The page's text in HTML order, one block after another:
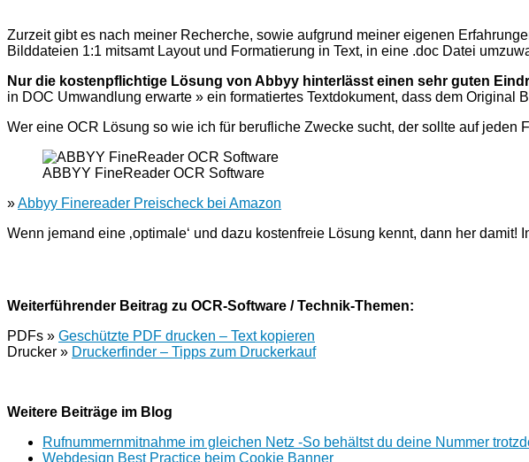
Zurzeit gibt es nach meiner Recherche, sowie aufgrund meiner eigenen
Bilddateien 1:1 mitsamt Layout und Formatierung in Text, in eine .doc Datei
Nur die kostenpflichtige Lösung von Abbyy hinterlässt einen sehr guten
in DOC Umwandlung erwarte » ein formatiertes Textdokument, dass dem Original
Wer eine OCR Lösung so wie ich für berufliche Zwecke sucht, der sollte auf
ABBYY FineReader OCR Software
»Abbyy Finereader Preischeck bei Amazon
Wenn jemand eine ‚optimale‘ und dazu kostenfreie Lösung kennt, dann her damit!
Weiterführender Beitrag zu OCR-Software / Technik-Themen:
PDFs » Geschützte PDF drucken – Text kopieren
Drucker » Druckerfinder – Tipps zum Druckerkauf
Weitere Beiträge im Blog
Rufnummernmitnahme im gleichen Netz -So behältst du deine Nummer
Webdesign Best Practice beim Cookie Banner